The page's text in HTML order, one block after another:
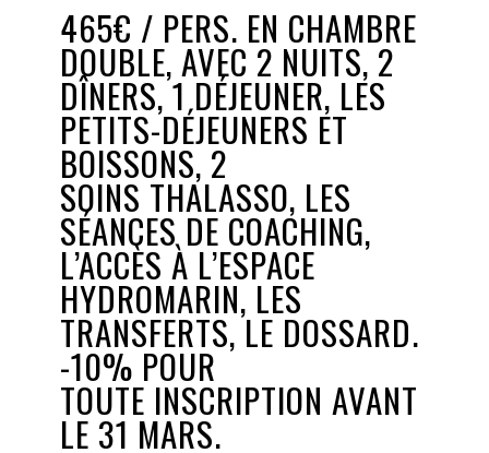
465€ / PERS. EN CHAMBRE
DOUBLE, AVEC 2 NUITS, 2
DÎNERS, 1 DÉJEUNER, LES
PETITS-DÉJEUNERS ET
BOISSONS, 2
SOINS THALASSO, LES
SÉANCES DE COACHING,
L’ACCÈS À L’ESPACE
HYDROMARIN, LES
TRANSFERTS, LE DOSSARD.
-10% POUR
TOUTE INSCRIPTION AVANT
LE 31 MARS.